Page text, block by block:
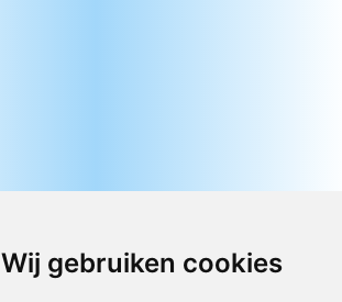
Wij gebruiken cookies